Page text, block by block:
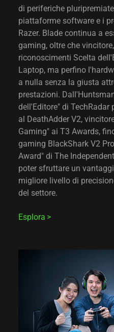
di periferiche
piattaforme software e i
Razer. Blade continua a
gaming, oltre che
riconoscimenti Scelta
Laptop, ma perfino
a nulla senza la giusta
prestazioni.
dell'Editore" di TechRadar
al DeathAdder V2,
Gaming" ai T3 Awards,
gaming BlackShark V2
Award" di The
poter sfruttare un
migliore livello di
del settore.
Esplora